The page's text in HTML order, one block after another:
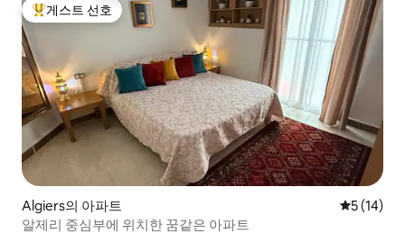
상위 게스트 선호
게스트 선호
Algiers의 아파트 평점 5점
5 (14)
알제리 중심부에 위치한 꿈같은 아파트